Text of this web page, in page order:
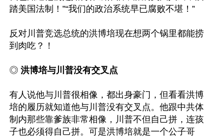
踏美国法制！”“我们的政治系统早已腐败不堪！”
反对川普竞选总统的洪博培现在想两个锅里都能捞
到肉吃？！
◎ 洪博培与川普没有交叉点
有人说他与川普很相像，都出身豪门，但看看洪博
培的履历就知道他与川普没有交叉点。他跟中共体
制内那些靠爹族非常相像，川普不但自己拼，连孩
子也必须得自己拼。可是洪博培就是一个公子哥